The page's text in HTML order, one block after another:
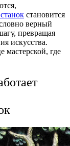
становится
верный
превращая
искусства.
мастерской, где